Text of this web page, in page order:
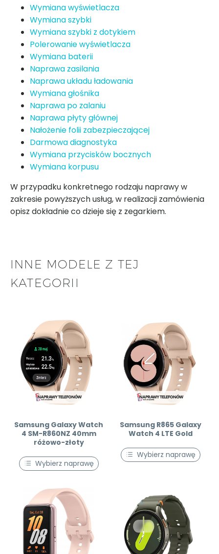
Wymiana wyświetlacza
Wymiana szybki
Wymiana szybki z dotykiem
Polerowanie wyświetlacza
Wymiana baterii
Naprawa zasilania
Naprawa układu ładowania
Wymiana głośnika
Naprawa po zalaniu
Naprawa płyty głównej
Nałożenie folii zabezpieczającej
Darmowa diagnostyka
Wymiana przycisków bocznych
Wymiana korpusu
W przypadku konkretnego rodzaju naprawy w
zakresie powyższych usług, w realizacji zamówienia
opisz dokładnie co dzieje się z zegarkiem.
INNE MODELE Z TEJ
KATEGORII
Samsung Galaxy Watch
4 SM-R860NZ 40mm
różowo-złoty
Wybierz naprawę
Samsung R865 Galaxy
Watch 4 LTE Gold
Wybierz naprawę